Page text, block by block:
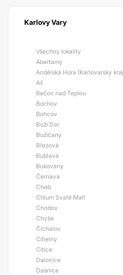
Karlovy Vary
Všechny lokality
Abertamy
Andělská Hora (Karlovarský
Aš
Bečov nad Teplou
Bochov
Bohcov
Boží Dar
Božičany
Březová
Bublava
Bukovany
Černava
Cheb
Chlum Svaté Maří
Chodov
Chyše
Čichalov
Cihelny
Citice
Dalovice
Dasnice